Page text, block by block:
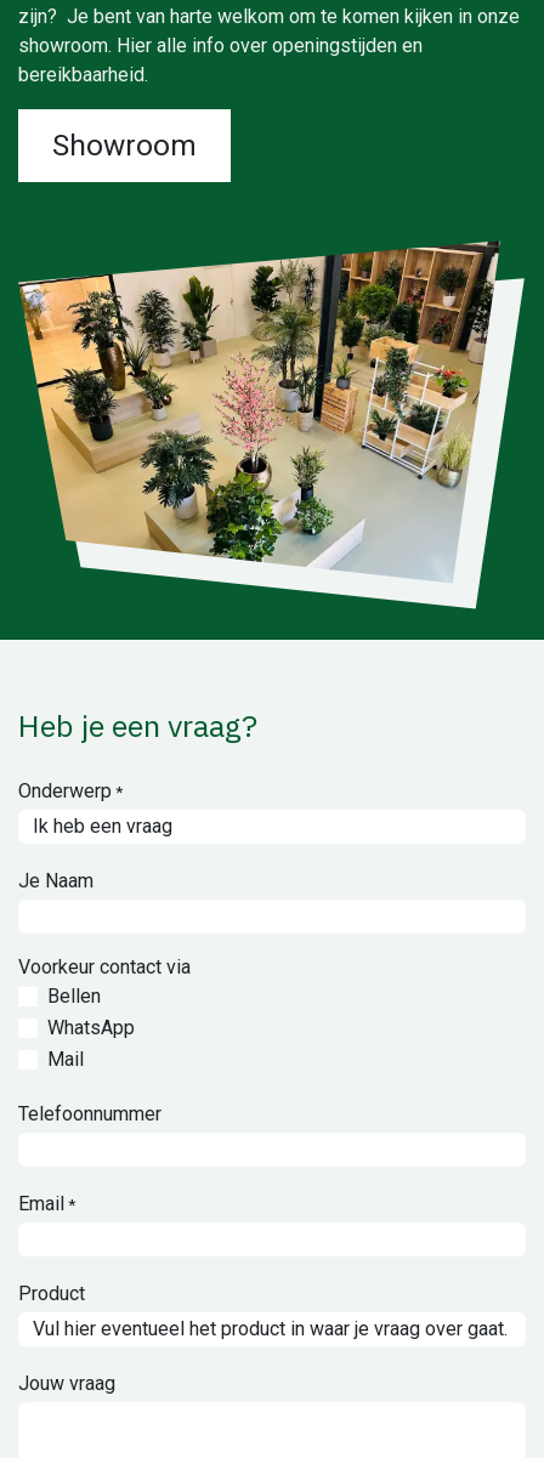
zijn? Je bent van harte welkom om te komen kijken in onze
showroom. Hier alle info over openingstijden en
bereikbaarheid.
Showroom
Heb je een vraag?
Onderwerp *
Je Naam
Voorkeur contact via
Bellen
WhatsApp
Mail
Telefoonnummer
Email *
Product
Jouw vraag